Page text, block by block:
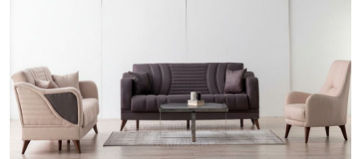
Doppelt antippen zum
vergrößern